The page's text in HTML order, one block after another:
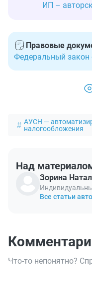
ИП –
Правовые
Федеральный закон
АУСН —
налогообложения
Над
Зорина
Все статьи
Что-то непонятно?